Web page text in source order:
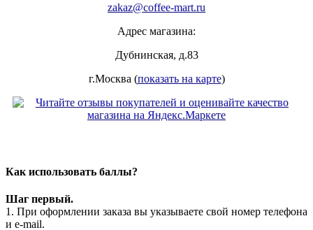
zakaz@coffee-mart.ru
Адрес магазина:
Дубнинская, д.83
г.Москва (показать на карте)
Как использовать баллы?
Шаг первый.
1. При оформлении заказа вы указываете свой номер телефона
и e-mail.